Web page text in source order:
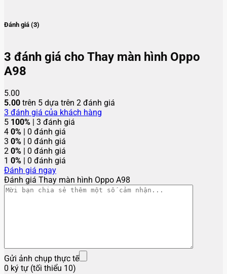
Đánh giá (3)
3 đánh giá cho Thay màn hình Oppo
A98
5.00
5.00 trên 5 dựa trên 2 đánh giá
3 đánh giá của khách hàng
5 100% | 3 đánh giá
4 0% | 0 đánh giá
3 0% | 0 đánh giá
2 0% | 0 đánh giá
1 0% | 0 đánh giá
Đánh giá ngay
Đánh giá Thay màn hình Oppo A98
Gửi ảnh chụp thực tế
0 ký tự (tối thiểu 10)